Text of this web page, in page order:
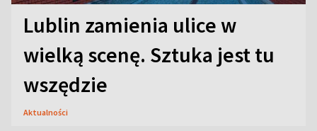
Lublin zamienia ulice w
wielką scenę. Sztuka jest tu
wszędzie
Aktualności